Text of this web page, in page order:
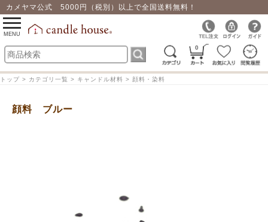
カメヤマ公式 5000円（税別）以上で全国送料無料！
0
toggle
navigation
MENU
トップ > カテゴリ一覧 > キャンドル材料 > 顔料・染料
顔料 ブルー